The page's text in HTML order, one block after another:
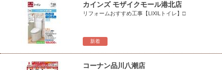
新着
カインズ モザイクモール港北店
リフォームおすすめ工事【LIXILトイレ】□
コーナン品川八潮店